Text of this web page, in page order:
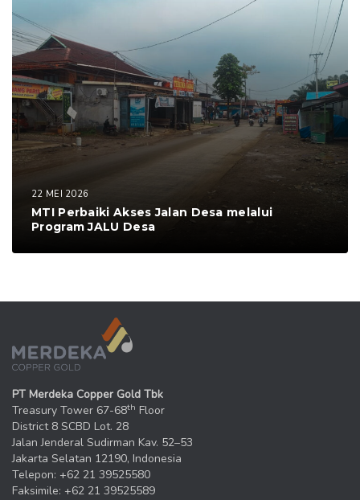
22 MEI 2026
MTI Perbaiki Akses Jalan Desa melalui
Program JALU Desa
PT Merdeka Copper Gold Tbk
Treasury Tower 67-68th Floor
District 8 SCBD Lot. 28
Jalan Jenderal Sudirman Kav. 52–53
Jakarta Selatan 12190, Indonesia
Telepon: +62 21 39525580
Faksimile: +62 21 39525589